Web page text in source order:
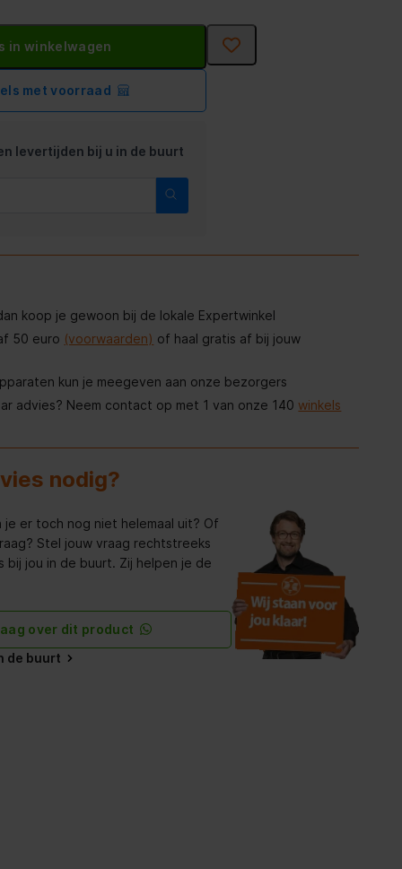
in winkelwagen
met voorraad
levertijden bij u in de buurt
koop je gewoon bij de lokale Expertwinkel
50 euro (voorwaarden) of haal gratis af bij jouw
kun je meegeven aan onze bezorgers
advies? Neem contact op met 1 van onze 140 winkels
nodig?
er toch nog niet helemaal uit? Of
Stel jouw vraag rechtstreeks
bij jou in de buurt. Zij helpen je de
over dit product
de buurt